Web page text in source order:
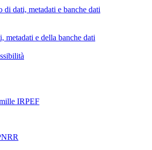
di dati, metadati e banche dati
metadati e della banche dati
IRPEF